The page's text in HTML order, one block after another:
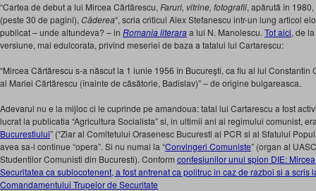
“Cartea de debut a lui Mircea Cărtărescu, Faruri, vitrine, fotografii, apărută în
(peste 30 de pagini), Căderea“, scria criticul Alex Stefanescu intr-un lung articol
publicat – unde altundeva? – in Romania literaraa lui N. Manolescu. Tot aici, de
versiune, mai edulcorata, privind meseriei de baza a tatalui lui Cartarescu:
“Mircea Cărtărescu s-a născut la 1 iunie 1956 în Bucureşti, ca fiu al lui Constantin
al Mariei Cărtărescu (înainte de căsătorie, Badislav)” – de origine bulgareasca.
Adevarul nu e la mijloc ci le cuprinde pe amandoua: tatal lui Cartarescu a fost
lucrat la publicatia “Agricultura Socialista” si, in ultimii ani ai regimului comunist,
Bucurestiului” (“Ziar al Comitetului Orasenesc Bucuresti al PCR si al Sfatului
avea sa-i continue “opera”. Si nu numai la “Convingeri Comuniste” (organ al
Studentilor Comunisti din Bucuresti). Conform confesiunilor unui spion DIE:
Securitatea ca sublocotenent, a fost antrenat ca politruc in caz de razboi si a scris
Comandamentului Trupelor de Securitate